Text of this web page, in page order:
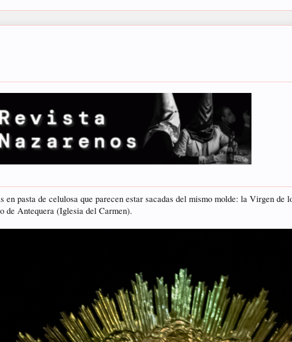
pasta de celulosa que parecen estar sacadas del mismo molde: la Virgen de
de Antequera (Iglesia del Carmen).